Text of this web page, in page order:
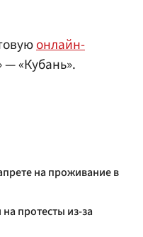
онлайн-
— «Кубань».
на проживание в
протесты из-за